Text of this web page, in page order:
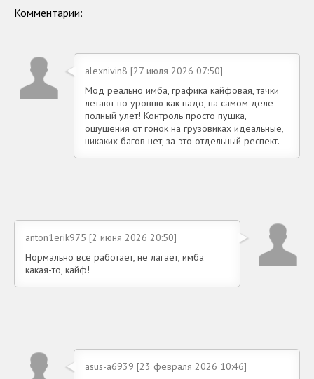
Комментарии:
alexnivin8 [27 июля 2026 07:50]
Мод реально имба, графика кайфовая, тачки
летают по уровню как надо, на самом деле
полный улет! Контроль просто пушка,
ощущения от гонок на грузовиках идеальные,
никаких багов нет, за это отдельный респект.
anton1erik975 [2 июня 2026 20:50]
Нормально всё работает, не лагает, имба
какая-то, кайф!
asus-a6939 [23 февраля 2026 10:46]